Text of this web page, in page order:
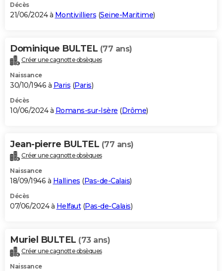
Décès
21/06/2024 à Montivilliers (Seine-Maritime)
Dominique BULTEL (77 ans)
Créer une cagnotte obsèques
Naissance
30/10/1946 à Paris (Paris)
Décès
10/06/2024 à Romans-sur-Isère (Drôme)
Jean-pierre BULTEL (77 ans)
Créer une cagnotte obsèques
Naissance
18/09/1946 à Hallines (Pas-de-Calais)
Décès
07/06/2024 à Helfaut(Pas-de-Calais)
Muriel BULTEL (73 ans)
Créer une cagnotte obsèques
Naissance